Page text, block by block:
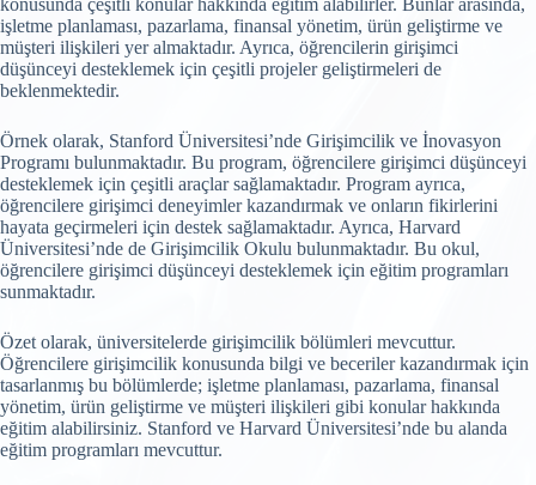
konusunda çeşitli konular hakkında eğitim alabilirler. Bunlar arasında,
işletme planlaması, pazarlama, finansal yönetim, ürün geliştirme ve
müşteri ilişkileri yer almaktadır. Ayrıca, öğrencilerin girişimci
düşünceyi desteklemek için çeşitli projeler geliştirmeleri de
beklenmektedir.
Örnek olarak, Stanford Üniversitesi’nde Girişimcilik ve İnovasyon
Programı bulunmaktadır. Bu program, öğrencilere girişimci düşünceyi
desteklemek için çeşitli araçlar sağlamaktadır. Program ayrıca,
öğrencilere girişimci deneyimler kazandırmak ve onların fikirlerini
hayata geçirmeleri için destek sağlamaktadır. Ayrıca, Harvard
Üniversitesi’nde de Girişimcilik Okulu bulunmaktadır. Bu okul,
öğrencilere girişimci düşünceyi desteklemek için eğitim programları
sunmaktadır.
Özet olarak, üniversitelerde girişimcilik bölümleri mevcuttur.
Öğrencilere girişimcilik konusunda bilgi ve beceriler kazandırmak için
tasarlanmış bu bölümlerde; işletme planlaması, pazarlama, finansal
yönetim, ürün geliştirme ve müşteri ilişkileri gibi konular hakkında
eğitim alabilirsiniz. Stanford ve Harvard Üniversitesi’nde bu alanda
eğitim programları mevcuttur.